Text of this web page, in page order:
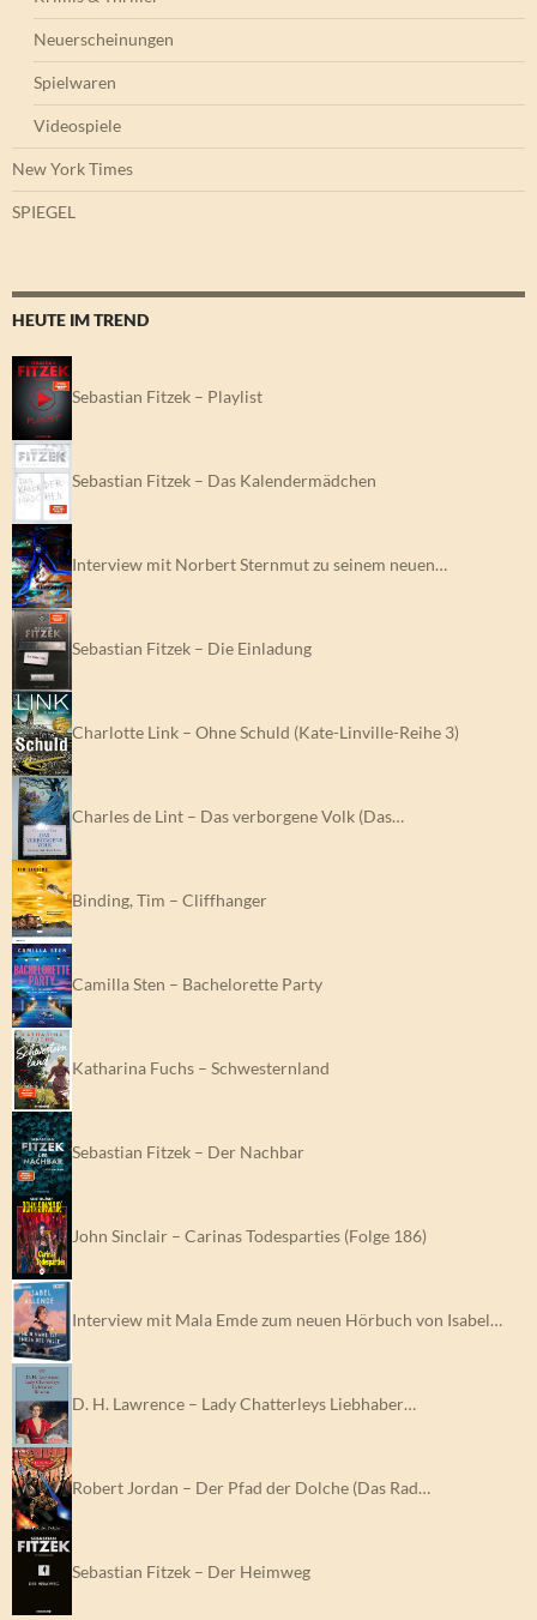
Neuerscheinungen
Spielwaren
Videospiele
New York Times
SPIEGEL
HEUTE IM TREND
Sebastian Fitzek – Playlist
Sebastian Fitzek – Das Kalendermädchen
Interview mit Norbert Sternmut zu seinem neuen…
Sebastian Fitzek – Die Einladung
Charlotte Link – Ohne Schuld (Kate-Linville-Reihe 3)
Charles de Lint – Das verborgene Volk (Das…
Binding, Tim – Cliffhanger
Camilla Sten – Bachelorette Party
Katharina Fuchs – Schwesternland
Sebastian Fitzek – Der Nachbar
John Sinclair – Carinas Todesparties (Folge 186)
Interview mit Mala Emde zum neuen Hörbuch von Isabel…
D. H. Lawrence – Lady Chatterleys Liebhaber…
Robert Jordan – Der Pfad der Dolche (Das Rad…
Sebastian Fitzek – Der Heimweg